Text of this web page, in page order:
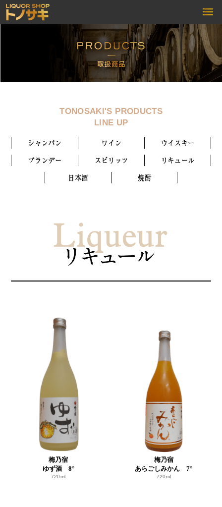
TONOSAKI'S PRODUCTS
LINE UP
シャンパン ワイン
ウイスキー
ブランデー
スピリッツ
リキュール
日本酒
焼酎
梅乃宿
ゆず酒 8°
720ml
梅乃宿
あらごしみかん 7°
720ml